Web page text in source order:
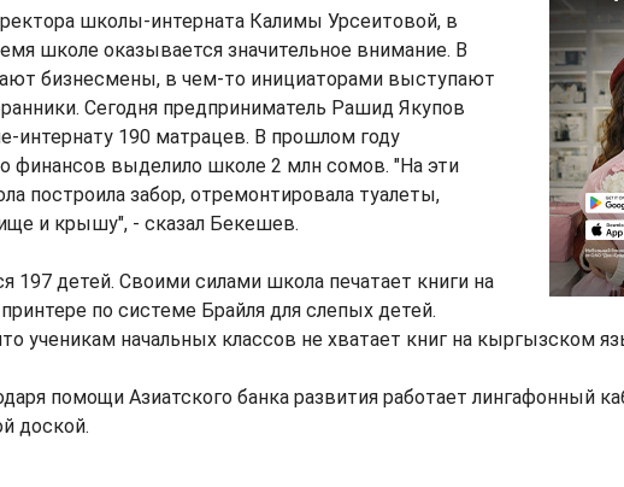
школы-интерната Калимы Урсеитовой, в
школе оказывается значительное внимание. В
бизнесмены, в чем-то инициаторами выступают
Сегодня предприниматель Рашид Якупов
интернату 190 матрацев. В прошлом году
финансов выделило школе 2 млн сомов. "На эти
построила забор, отремонтировала туалеты,
и крышу", - сказал Бекешев.
197 детей. Своими силами школа печатает книги на
по системе Брайля для слепых детей.
ученикам начальных классов не хватает книг на кыргызском
помощи Азиатского банка развития работает лингафонный
доской.